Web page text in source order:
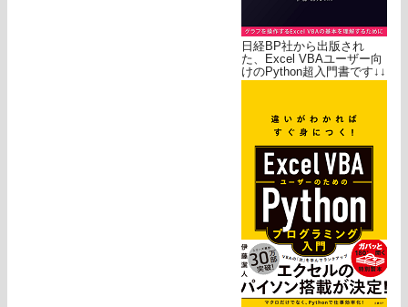
日経BP社から出版され
た、Excel VBAユーザー向
けのPython超入門書です↓↓